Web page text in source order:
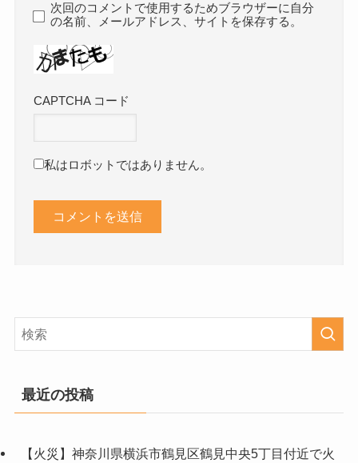
次回のコメントで使用するためブラウザーに自分
の名前、メールアドレス、サイトを保存する。
CAPTCHA コード
私はロボットではありません。
最近の投稿
【火災】神奈川県横浜市鶴見区鶴見中央5丁目付近で火